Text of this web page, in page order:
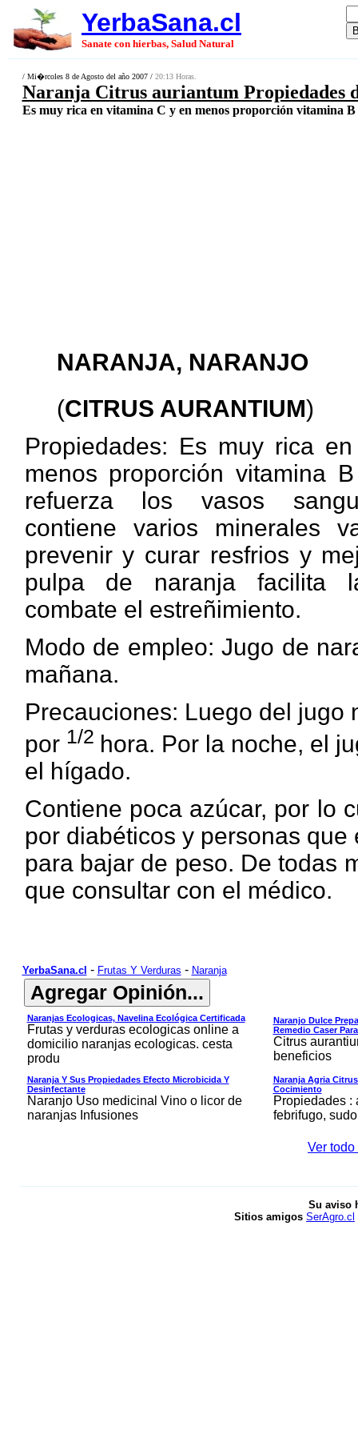
YerbaSana.cl
Sanate con hierbas, Salud Natural
/ Mi�rcoles 8 de Agosto del año 2007 / 20:13 Horas.
Naranja Citrus auriantum Propiedades
Es muy rica en vitamina C y en menos proporción vitamina B
NARANJA, NARANJO
(CITRUS AURANTIUM)
Propiedades: Es muy rica
menos proporción vitamina
refuerza los vasos
contiene varios minerales
prevenir y curar resfrios y
pulpa de naranja facilita
combate el estreñimiento.
Modo de empleo: Jugo de
mañana.
Precauciones: Luego del jugo
por 1/2 hora. Por la noche, el
el hígado.
Contiene poca azúcar, por lo
por diabéticos y personas
para bajar de peso. De todas
que consultar con el médico.
YerbaSana.cl - Frutas Y Verduras - Naranja
Naranjas Ecologicas, Navelina Ecológica Certificada
Frutas y verduras ecologicas online a
domicilio naranjas ecologicas. cesta
produ
Naranjo Dulce
Remedio Caser
Citrus
beneficios
Naranja Y Sus Propiedades Efecto Microbicida Y
Desinfectante
Naranjo Uso medicinal Vino o licor de
naranjas Infusiones
Naranja Agria
Cocimiento
Propiedades :
febrifugo,
Ver
Su aviso
Sitios amigos SerAgro.cl